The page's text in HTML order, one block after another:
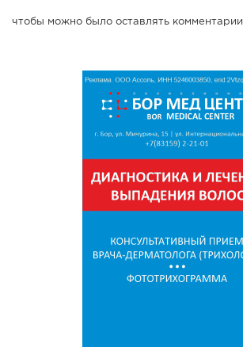
чтобы можно было оставлять комментарии